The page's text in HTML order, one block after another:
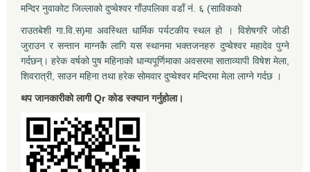
मन्दिर नुवाकोट जिल्लाको दुप्चेश्वर गाँउपलिका वडाँ नं. ६ (साविकको
राउतबेशी गा.वि.स)मा अवस्थित धार्मिक पर्यटकीय स्थल हो । विशेषगरि जोडी
जुराउन र सन्तान माग्नकै लागि यस स्थानमा भक्तजनहरु दुप्चेश्वर महादेव पुग्ने
गर्दछन्। हरेक वर्षको पुष महिनाको धान्यपूर्णिमाका अवसरमा साताव्यापी विषेश मेला,
शिवरात्री, साउन महिना तथा हरेक सोमवार दुप्चेश्वर मन्दिरमा मेला लाग्ने गर्दछ ।
थप जानकारीको लागी Qr कोड स्क्यान गर्नुहोला।